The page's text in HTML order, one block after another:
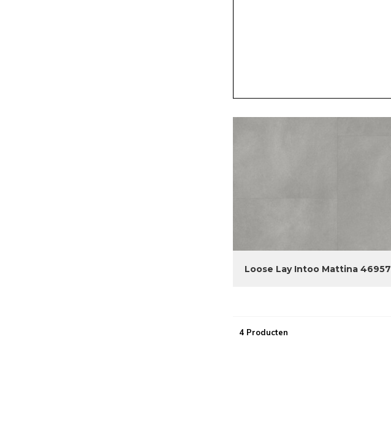
Loose Lay Intoo Mattina 46957
4 Producten